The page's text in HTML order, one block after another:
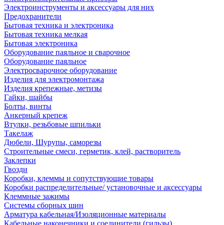
Электроинструменты и аксессуары для них
Предохранители
Бытовая техника и электроника
Бытовая техника мелкая
Бытовая электроника
Оборудование паяльное и сварочное
Оборудование паяльное
Электросварочное оборудование
Изделия для электромонтажа
Изделия крепежные, метизы
Гайки, шайбы
Болты, винты
Анкерный крепеж
Втулки, резьбовые шпильки
Такелаж
Дюбели, Шурупы, саморезы
Строительные смеси, герметик, клей, растворитель
Заклепки
Гвозди
Коробки, клеммы и сопутствующие товары
Коробки распределительные/ установочные и аксессуары
Клеммные зажимы
Системы сборных шин
Арматура кабельная/Изоляционные материалы
Кабельные наконечники и соединители (гильзы)